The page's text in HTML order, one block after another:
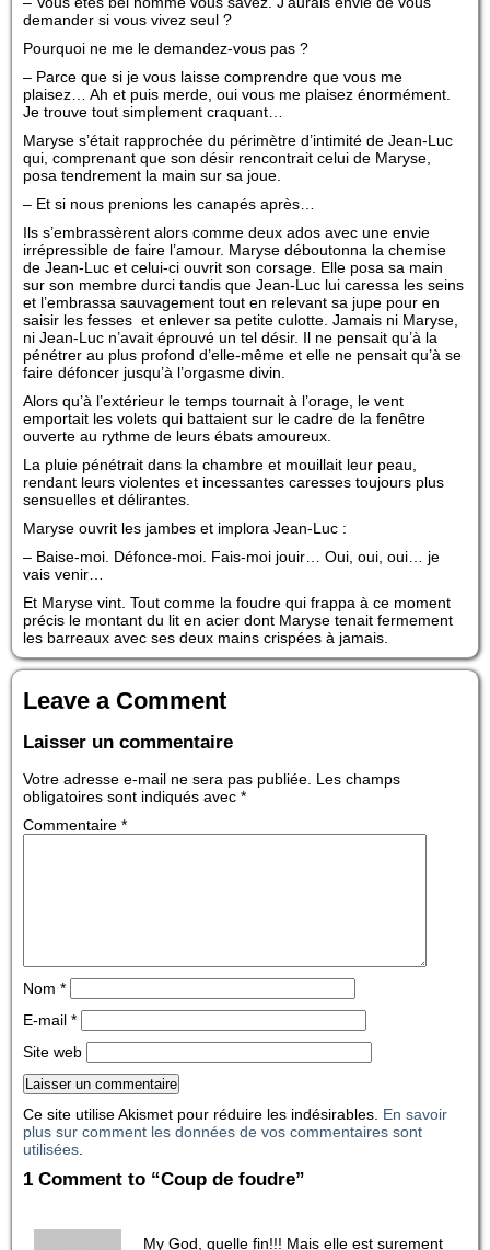
demander si vous vivez seul ?
Pourquoi ne me le demandez-vous pas ?
– Parce que si je vous laisse comprendre que vous me
plaisez… Ah et puis merde, oui vous me plaisez énormément.
Je trouve tout simplement craquant…
Maryse s’était rapprochée du périmètre d’intimité de Jean-Luc
qui, comprenant que son désir rencontrait celui de Maryse,
posa tendrement la main sur sa joue.
– Et si nous prenions les canapés après…
Ils s’embrassèrent alors comme deux ados avec une envie
irrépressible de faire l’amour. Maryse déboutonna la chemise
de Jean-Luc et celui-ci ouvrit son corsage. Elle posa sa main
sur son membre durci tandis que Jean-Luc lui caressa les seins
et l’embrassa sauvagement tout en relevant sa jupe pour en
saisir les fesses et enlever sa petite culotte. Jamais ni Maryse,
ni Jean-Luc n’avait éprouvé un tel désir. Il ne pensait qu’à la
pénétrer au plus profond d’elle-même et elle ne pensait qu’à se
faire défoncer jusqu’à l’orgasme divin.
Alors qu’à l’extérieur le temps tournait à l’orage, le vent
emportait les volets qui battaient sur le cadre de la fenêtre
ouverte au rythme de leurs ébats amoureux.
La pluie pénétrait dans la chambre et mouillait leur peau,
rendant leurs violentes et incessantes caresses toujours plus
sensuelles et délirantes.
Maryse ouvrit les jambes et implora Jean-Luc :
– Baise-moi. Défonce-moi. Fais-moi jouir… Oui, oui, oui… je
vais venir…
Et Maryse vint. Tout comme la foudre qui frappa à ce moment
précis le montant du lit en acier dont Maryse tenait fermement
les barreaux avec ses deux mains crispées à jamais.
Leave a Comment
Laisser un commentaire
Votre adresse e-mail ne sera pas publiée. Les champs
obligatoires sont indiqués avec *
Commentaire *
Nom *
E-mail *
Site web
Ce site utilise Akismet pour réduire les indésirables. En savoir
plus sur comment les données de vos commentaires sont
utilisées
1 Comment to “Coup de foudre”
My God, quelle fin!!! Mais elle est surement